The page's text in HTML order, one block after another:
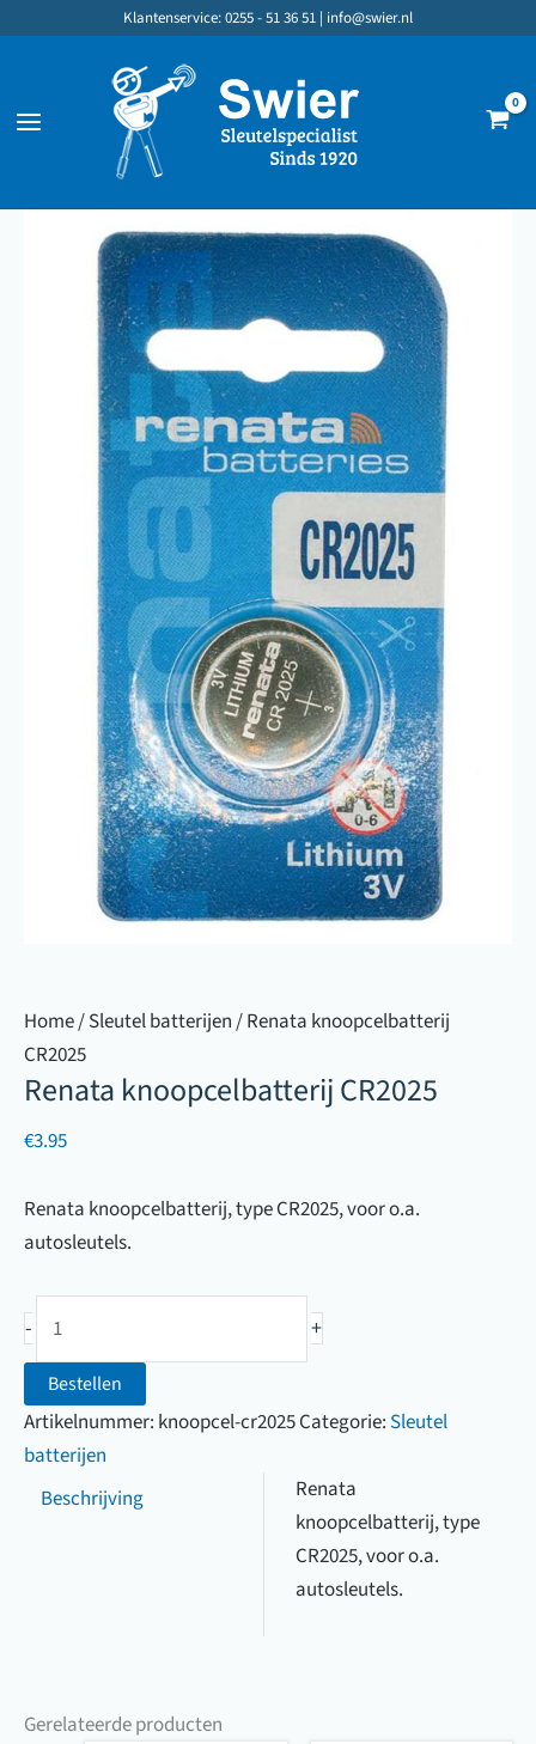
inhoud
Klantenservice: 0255 - 51 36 51 | info@swier.nl
Home/Sleutel batterijen/ Renata knoopcelbatterij
CR2025
Renata knoopcelbatterij CR2025
€3.95
Renata knoopcelbatterij, type CR2025, voor o.a.
autosleutels.
-
knoopcelbatterij
CR2025
aantal
+
Bestellen
Artikelnummer: knoopcel-cr2025Categorie: Sleutel
batterijen
Beschrijving
Renata
knoopcelbatterij, type
CR2025, voor o.a.
autosleutels.
Gerelateerde producten